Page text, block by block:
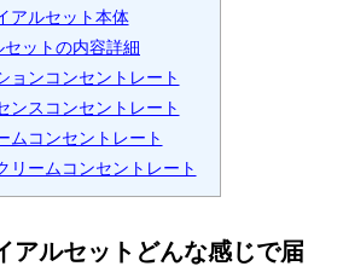
アルセット本体
ットの内容詳細
ョンコンセントレート
ンスコンセントレート
ムコンセントレート
リームコンセントレート
アルセットどんな感じで届